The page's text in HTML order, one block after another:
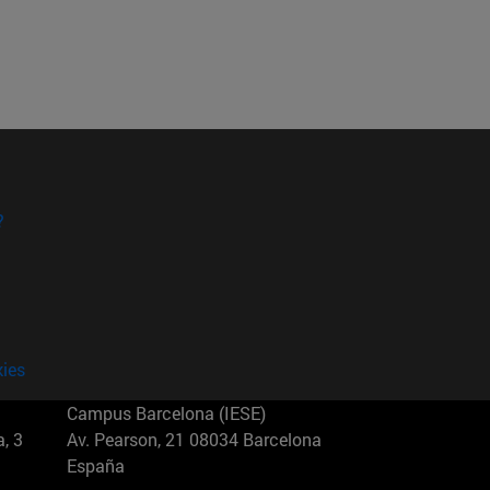
3
Campus Barcelona (IESE)
Av. Pearson, 21 08034 Barcelona
España